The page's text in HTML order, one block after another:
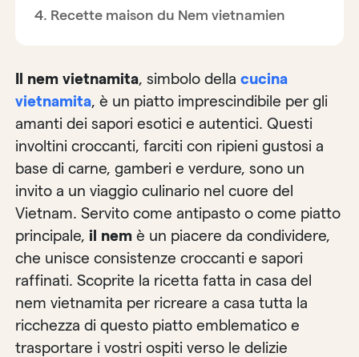
Recette maison du Nem vietnamien
Il nem vietnamita, simbolo dellacucina
vietnamita, è un piatto imprescindibile per gli
amanti dei sapori esotici e autentici. Questi
involtini croccanti, farciti con ripieni gustosi a
base di carne, gamberi e verdure, sono un
invito a un viaggio culinario nel cuore del
Vietnam. Servito come antipasto o come piatto
principale, il nem è un piacere da condividere,
che unisce consistenze croccanti e sapori
raffinati. Scoprite la ricetta fatta in casa del
nem vietnamita per ricreare a casa tutta la
ricchezza di questo piatto emblematico e
trasportare i vostri ospiti verso le delizie